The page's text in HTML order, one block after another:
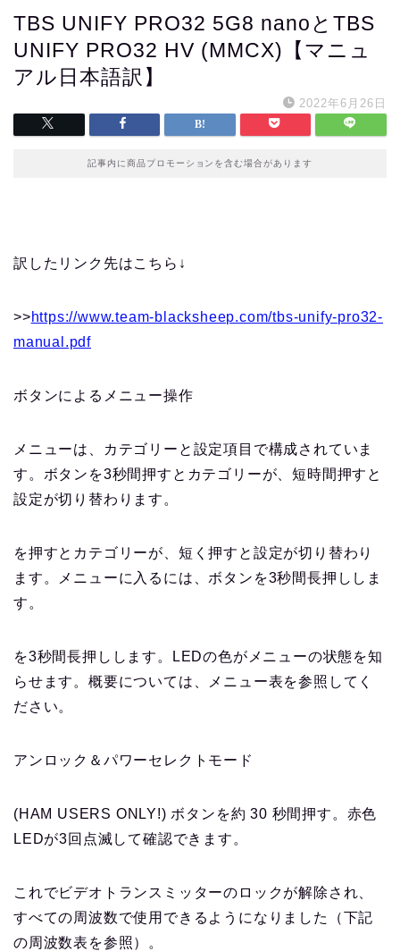
TBS UNIFY PRO32 5G8 nanoとTBS
UNIFY PRO32 HV (MMCX)【マニュ
アル日本語訳】
2022年6月26日
記事内に商品プロモーションを含む場合があります
訳したリンク先はこちら↓
>>https://www.team-blacksheep.com/tbs-unify-pro32-
manual.pdf
ボタンによるメニュー操作
メニューは、カテゴリーと設定項目で構成されていま
す。ボタンを3秒間押すとカテゴリーが、短時間押すと
設定が切り替わります。
を押すとカテゴリーが、短く押すと設定が切り替わり
ます。メニューに入るには、ボタンを3秒間長押ししま
す。
を3秒間長押しします。LEDの色がメニューの状態を知
らせます。概要については、メニュー表を参照してく
ださい。
アンロック＆パワーセレクトモード
(HAM USERS ONLY!) ボタンを約 30 秒間押す。赤色
LEDが3回点滅して確認できます。
これでビデオトランスミッターのロックが解除され、
すべての周波数で使用できるようになりました（下記
の周波数表を参照）。